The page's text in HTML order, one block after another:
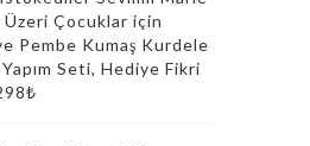
Çocuklar için
Pembe Kumaş Kurdele
Seti, Hediye Fikri